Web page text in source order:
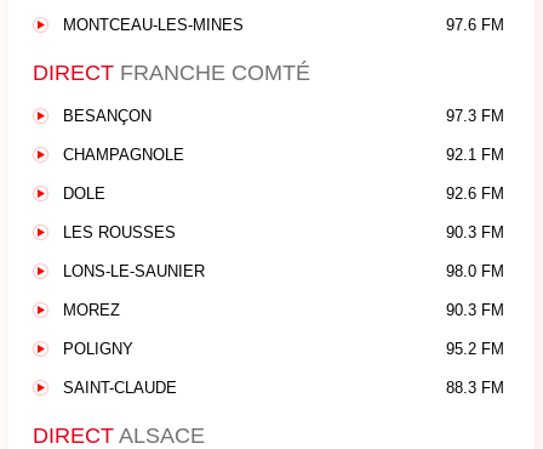
MONTCEAU-LES-MINES 97.6 FM
DIRECT FRANCHE COMTÉ
BESANÇON 97.3 FM
CHAMPAGNOLE 92.1 FM
DOLE 92.6 FM
LES ROUSSES 90.3 FM
LONS-LE-SAUNIER 98.0 FM
MOREZ 90.3 FM
POLIGNY 95.2 FM
SAINT-CLAUDE 88.3 FM
DIRECT ALSACE